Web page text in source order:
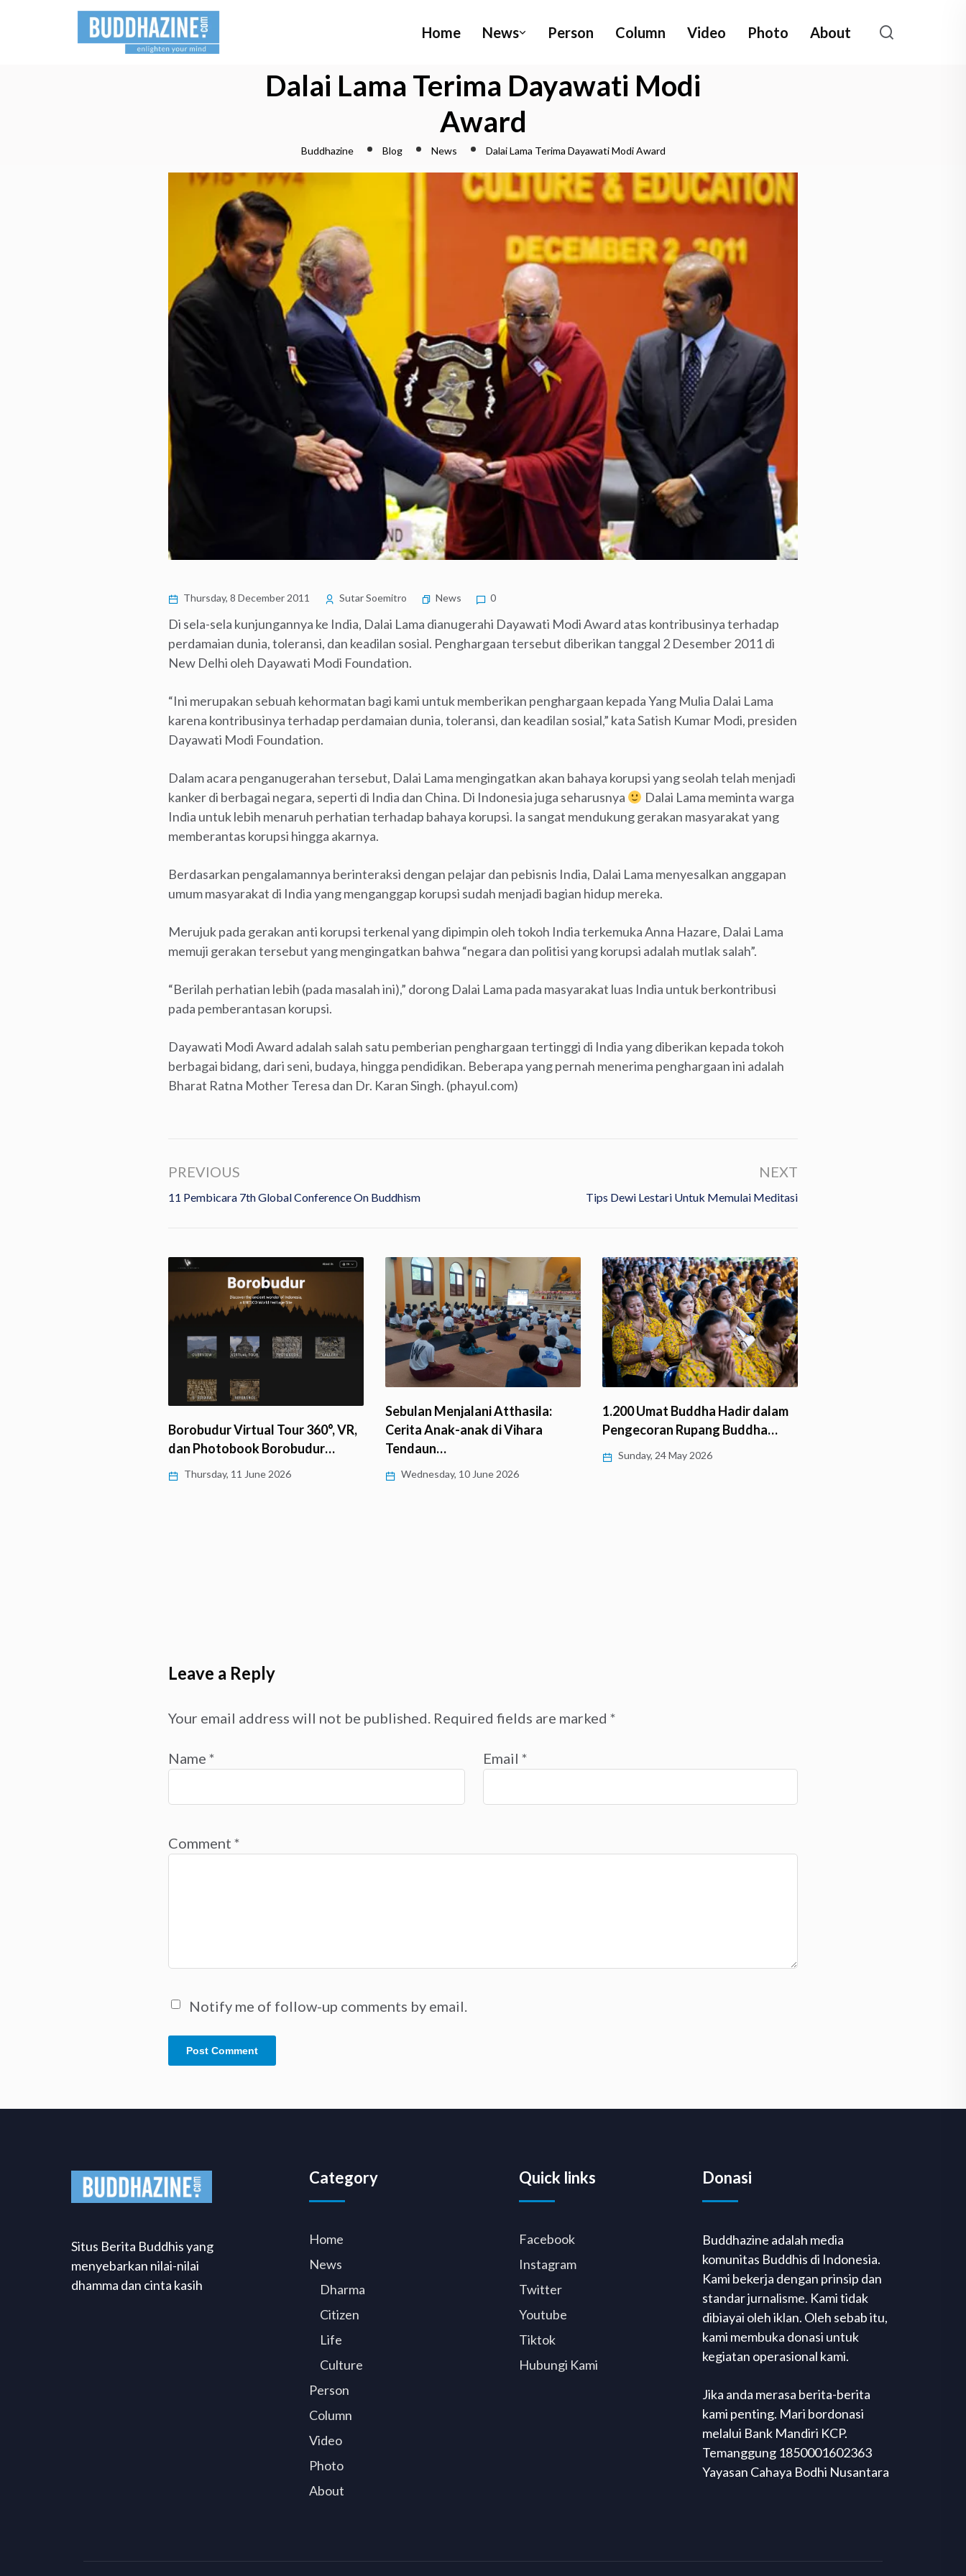
Home News Person Column Video Photo About
Dalai Lama Terima Dayawati Modi
Award
Buddhazine Blog News Dalai Lama Terima Dayawati Modi Award
Thursday, 8 December 2011 Sutar Soemitro News 0
Di sela-sela kunjungannya ke India, Dalai Lama dianugerahi Dayawati Modi Award atas kontribusinya terhadap
perdamaian dunia, toleransi, dan keadilan sosial. Penghargaan tersebut diberikan tanggal 2 Desember 2011 di
New Delhi oleh Dayawati Modi Foundation.
“Ini merupakan sebuah kehormatan bagi kami untuk memberikan penghargaan kepada Yang Mulia Dalai Lama
karena kontribusinya terhadap perdamaian dunia, toleransi, dan keadilan sosial,” kata Satish Kumar Modi, presiden
Dayawati Modi Foundation.
Dalam acara penganugerahan tersebut, Dalai Lama mengingatkan akan bahaya korupsi yang seolah telah menjadi
kanker di berbagai negara, seperti di India dan China. Di Indonesia juga seharusnya
Dalai Lama meminta warga
India untuk lebih menaruh perhatian terhadap bahaya korupsi. Ia sangat mendukung gerakan masyarakat yang
memberantas korupsi hingga akarnya.
Berdasarkan pengalamannya berinteraksi dengan pelajar dan pebisnis India, Dalai Lama menyesalkan anggapan
umum masyarakat di India yang menganggap korupsi sudah menjadi bagian hidup mereka.
Merujuk pada gerakan anti korupsi terkenal yang dipimpin oleh tokoh India terkemuka Anna Hazare, Dalai Lama
memuji gerakan tersebut yang mengingatkan bahwa “negara dan politisi yang korupsi adalah mutlak salah”.
“Berilah perhatian lebih (pada masalah ini),” dorong Dalai Lama pada masyarakat luas India untuk berkontribusi
pada pemberantasan korupsi.
Dayawati Modi Award adalah salah satu pemberian penghargaan tertinggi di India yang diberikan kepada tokoh
berbagai bidang, dari seni, budaya, hingga pendidikan. Beberapa yang pernah menerima penghargaan ini adalah
Bharat Ratna Mother Teresa dan Dr. Karan Singh. (phayul.com)
PREVIOUS
11 Pembicara 7th Global Conference On Buddhism
NEXT
Tips Dewi Lestari Untuk Memulai Meditasi
Borobudur Virtual Tour 360°, VR,
dan Photobook Borobudur…
Thursday, 11 June 2026
Sebulan Menjalani Atthasila:
Cerita Anak-anak di Vihara
Tendaun…
Wednesday, 10 June 2026
1.200 Umat Buddha Hadir dalam
Pengecoran Rupang Buddha…
Sunday, 24 May 2026
Leave a Reply
Your email address will not be published. Required fields are marked *
Name * Email *
Comment *
Notify me of follow-up comments by email.
Situs Berita Buddhis yang
menyebarkan nilai-nilai
dhamma dan cinta kasih
Category
Home
News
Dharma
Citizen
Life
Culture
Person
Column
Video
Photo
About
Quick links
Facebook
Instagram
Twitter
Youtube
Tiktok
Hubungi Kami
Donasi
Buddhazine adalah media
komunitas Buddhis di Indonesia.
Kami bekerja dengan prinsip dan
standar jurnalisme. Kami tidak
dibiayai oleh iklan. Oleh sebab itu,
kami membuka donasi untuk
kegiatan operasional kami.
Jika anda merasa berita-berita
kami penting. Mari bordonasi
melalui Bank Mandiri KCP.
Temanggung 1850001602363
Yayasan Cahaya Bodhi Nusantara